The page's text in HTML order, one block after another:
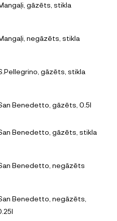
gāzēts, stikla
negāzēts, stikla
gāzēts, stikla
Benedetto, gāzēts, 0.5l
Benedetto, gāzēts, stikla
Benedetto, negāzēts
Benedetto, negāzēts,